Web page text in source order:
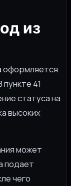
из
оформляется
41
статуса на
высоких
может
подает
чего